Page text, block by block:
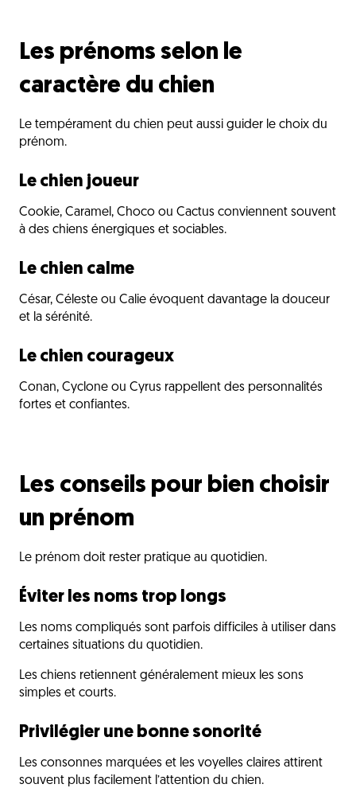
Les prénoms selon le
caractère du chien
Le tempérament du chien peut aussi guider le choix du
prénom.
Le chien joueur
Cookie, Caramel, Choco ou Cactus conviennent souvent
à des chiens énergiques et sociables.
Le chien calme
César, Céleste ou Calie évoquent davantage la douceur
et la sérénité.
Le chien courageux
Conan, Cyclone ou Cyrus rappellent des personnalités
fortes et confiantes.
Les conseils pour bien choisir
un prénom
Le prénom doit rester pratique au quotidien.
Éviter les noms trop longs
Les noms compliqués sont parfois difficiles à utiliser dans
certaines situations du quotidien.
Les chiens retiennent généralement mieux les sons
simples et courts.
Privilégier une bonne sonorité
Les consonnes marquées et les voyelles claires attirent
souvent plus facilement l’attention du chien.